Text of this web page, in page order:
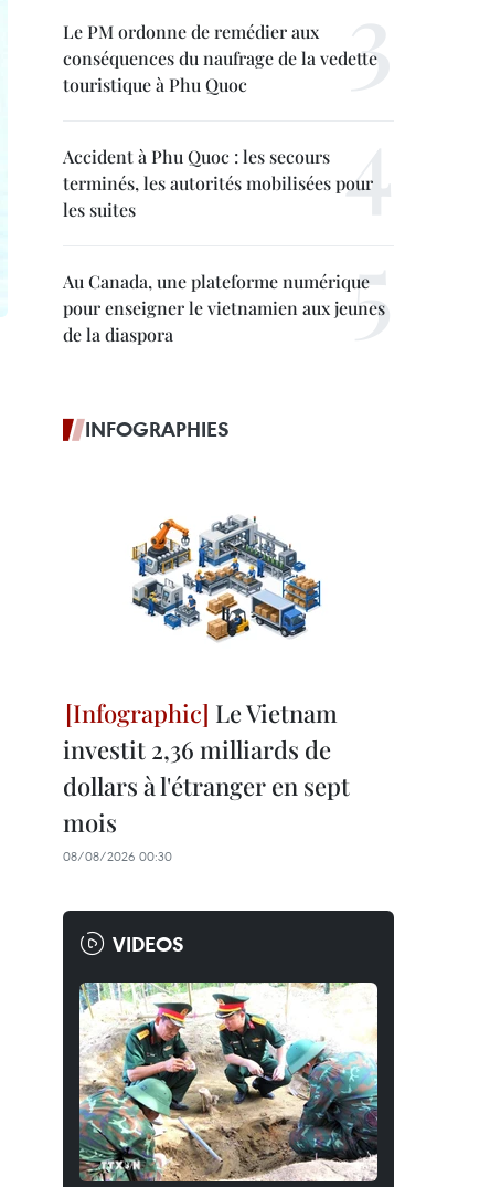
Le PM ordonne de remédier aux
conséquences du naufrage de la vedette
touristique à Phu Quoc
Accident à Phu Quoc : les secours
terminés, les autorités mobilisées pour
les suites
Au Canada, une plateforme numérique
pour enseigner le vietnamien aux jeunes
de la diaspora
INFOGRAPHIES
Le Vietnam
investit 2,36 milliards de
dollars à l'étranger en sept
mois
08/08/2026 00:30
VIDEOS